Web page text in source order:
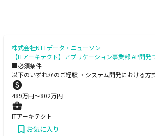
株式会社NTTデータ・ニューソン
【ITアーキテクト】アプリケーション事業部 AP開
■必須条件
以下のいずれかのご経験 ・システム開発における
489万円〜802万円
ITアーキテクト
お気に入り